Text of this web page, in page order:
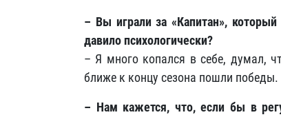
– Вы играли за «Капитан»,
давило психологически?
– Я много копался в себе, думал,
ближе к концу сезона пошли победы.
– Нам кажется, что, если бы в